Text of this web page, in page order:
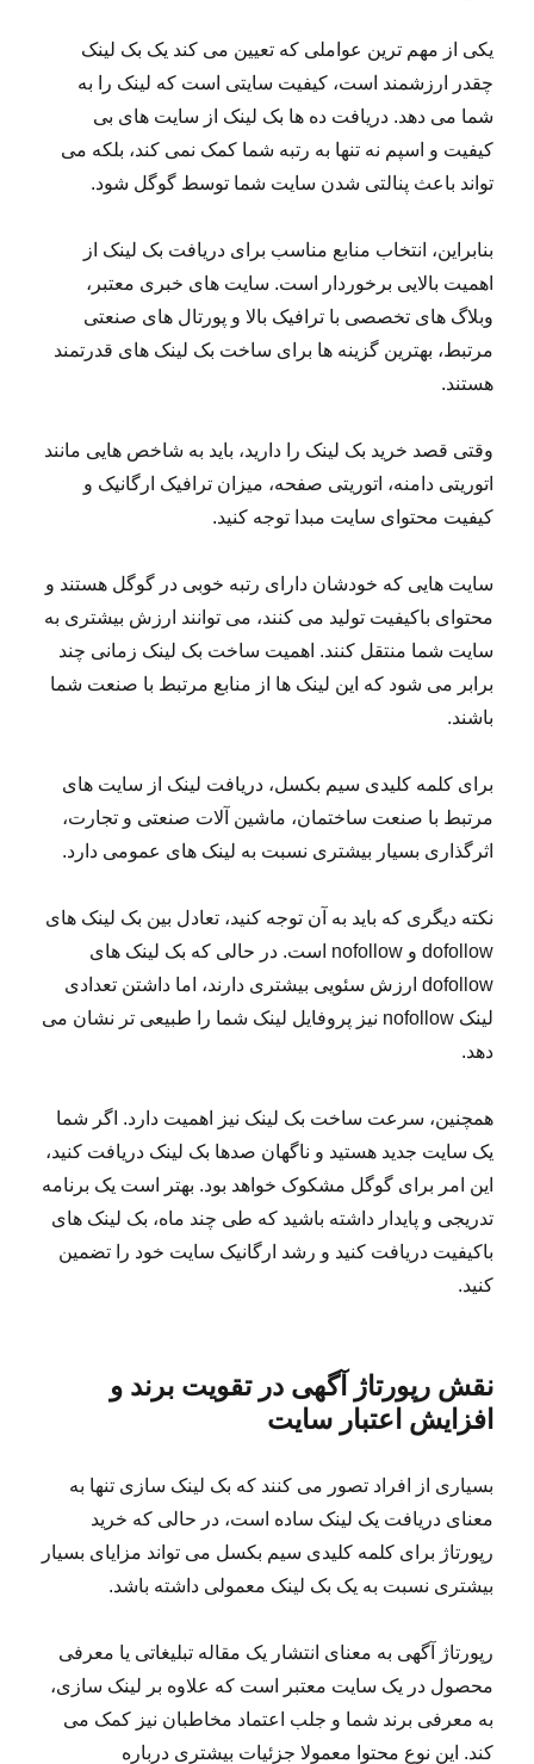
یکی از مهم ترین عواملی که تعیین می کند یک بک لینک
چقدر ارزشمند است، کیفیت سایتی است که لینک را به
شما می دهد. دریافت ده ها بک لینک از سایت های بی
کیفیت و اسپم نه تنها به رتبه شما کمک نمی کند، بلکه می
تواند باعث پنالتی شدن سایت شما توسط گوگل شود.
بنابراین، انتخاب منابع مناسب برای دریافت بک لینک از
اهمیت بالایی برخوردار است. سایت های خبری معتبر،
وبلاگ های تخصصی با ترافیک بالا و پورتال های صنعتی
مرتبط، بهترین گزینه ها برای ساخت بک لینک های قدرتمند
هستند.
وقتی قصد خرید بک لینک را دارید، باید به شاخص هایی مانند
اتوریتی دامنه، اتوریتی صفحه، میزان ترافیک ارگانیک و
کیفیت محتوای سایت مبدا توجه کنید.
سایت هایی که خودشان دارای رتبه خوبی در گوگل هستند و
محتوای باکیفیت تولید می کنند، می توانند ارزش بیشتری به
سایت شما منتقل کنند. اهمیت ساخت بک لینک زمانی چند
برابر می شود که این لینک ها از منابع مرتبط با صنعت شما
باشند.
برای کلمه کلیدی سیم بکسل، دریافت لینک از سایت های
مرتبط با صنعت ساختمان، ماشین آلات صنعتی و تجارت،
اثرگذاری بسیار بیشتری نسبت به لینک های عمومی دارد.
نکته دیگری که باید به آن توجه کنید، تعادل بین بک لینک های
dofollow و nofollow است. در حالی که بک لینک های
dofollow ارزش سئویی بیشتری دارند، اما داشتن تعدادی
لینک nofollow نیز پروفایل لینک شما را طبیعی تر نشان می
دهد.
همچنین، سرعت ساخت بک لینک نیز اهمیت دارد. اگر شما
یک سایت جدید هستید و ناگهان صدها بک لینک دریافت کنید،
این امر برای گوگل مشکوک خواهد بود. بهتر است یک برنامه
تدریجی و پایدار داشته باشید که طی چند ماه، بک لینک های
باکیفیت دریافت کنید و رشد ارگانیک سایت خود را تضمین
کنید.
نقش رپورتاژ آگهی در تقویت برند و
افزایش اعتبار سایت
بسیاری از افراد تصور می کنند که بک لینک سازی تنها به
معنای دریافت یک لینک ساده است، در حالی که خرید
رپورتاژ برای کلمه کلیدی سیم بکسل می تواند مزایای بسیار
بیشتری نسبت به یک بک لینک معمولی داشته باشد.
رپورتاژ آگهی به معنای انتشار یک مقاله تبلیغاتی یا معرفی
محصول در یک سایت معتبر است که علاوه بر لینک سازی،
به معرفی برند شما و جلب اعتماد مخاطبان نیز کمک می
کند. این نوع محتوا معمولا جزئیات بیشتری درباره